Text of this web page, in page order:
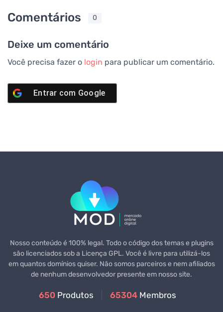
Comentários 0
Deixe um comentário
Você precisa fazer o login para publicar um comentário.
Entrar com Google
Nosso conteúdo é 100% legal. Todo o código dos temas e plugins
são licenciados sob a Licença GPL. Você é livre para utilizá-los
em quantos domínios quiser. Não somos parceiros e nem afiliados
de nenhum desenvolvedor presente em nosso site.
650 Produtos 65304 Membros